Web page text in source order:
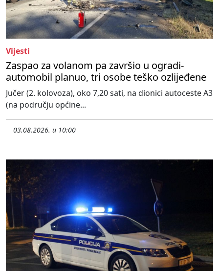
Vijesti
Zaspao za volanom pa završio u ogradi-
automobil planuo, tri osobe teško ozlijeđene
Jučer (2. kolovoza), oko 7,20 sati, na dionici autoceste A3
(na području općine...
03.08.2026. u 10:00